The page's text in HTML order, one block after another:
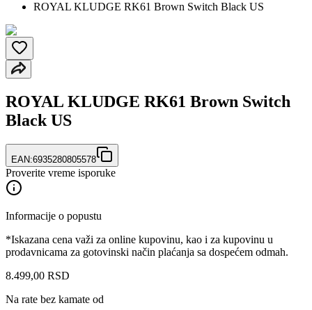
ROYAL KLUDGE RK61 Brown Switch Black US
ROYAL KLUDGE RK61 Brown Switch
Black US
EAN:6935280805578
Proverite vreme isporuke
Informacije o popustu
*Iskazana cena važi za online kupovinu, kao i za kupovinu u
prodavnicama za gotovinski način plaćanja sa dospećem odmah.
8.499,00 RSD
Na rate bez kamate od